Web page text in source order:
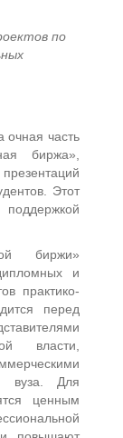
по
часть
биржа»,
Этот
биржи»
и
практико-
перед
власти,
вуза. Для
ценным